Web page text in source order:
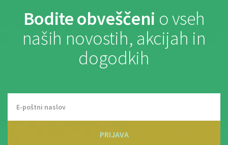
Bodite obveščeni o vseh
naših novostih, akcijah in
dogodkih
PRIJAVA